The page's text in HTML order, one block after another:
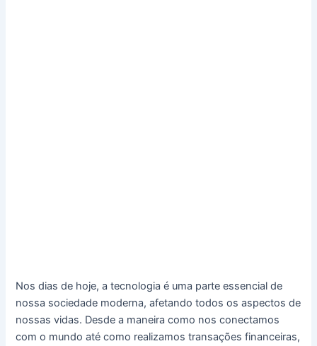
Nos dias de hoje, a tecnologia é uma parte essencial de
nossa sociedade moderna, afetando todos os aspectos de
nossas vidas. Desde a maneira como nos conectamos
com o mundo até como realizamos transações financeiras,